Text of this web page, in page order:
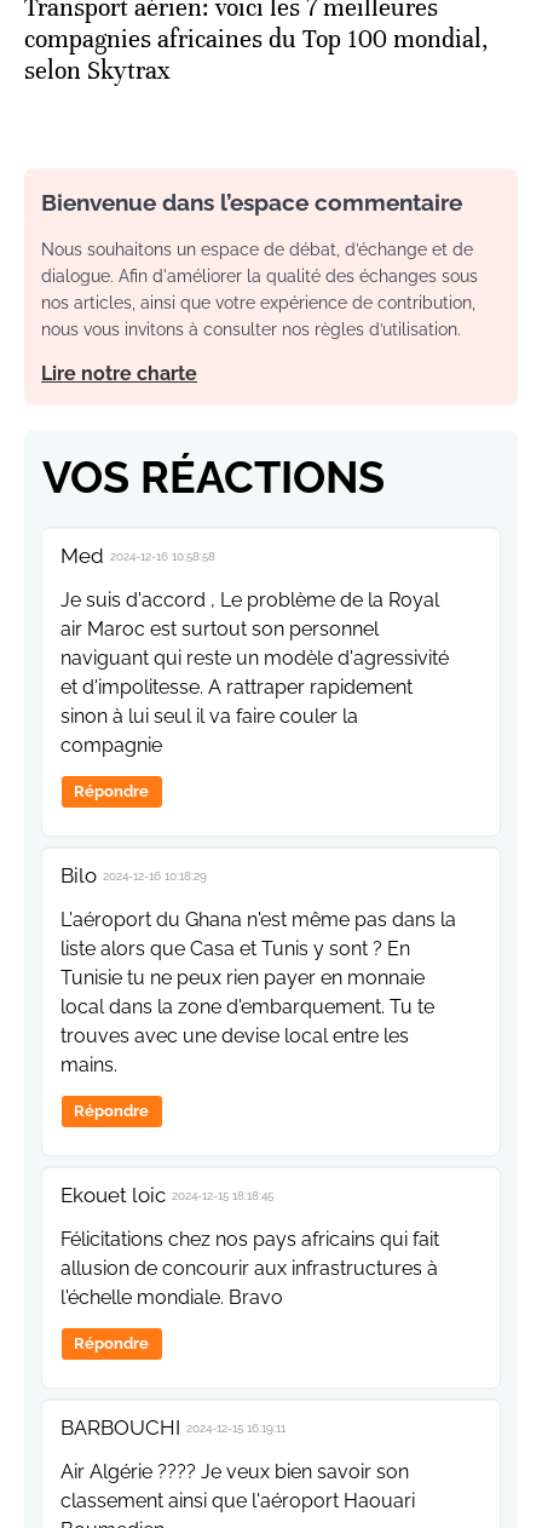
Transport aérien: voici les 7 meilleures
compagnies africaines du Top 100 mondial,
selon Skytrax
Bienvenue dans l’espace commentaire
Nous souhaitons un espace de débat, d’échange et de
dialogue. Afin d'améliorer la qualité des échanges sous
nos articles, ainsi que votre expérience de contribution,
nous vous invitons à consulter nos règles d’utilisation.
Lire notre charte
VOS RÉACTIONS
Med 2024-12-16 10:58:58
Je suis d'accord , Le problème de la Royal
air Maroc est surtout son personnel
naviguant qui reste un modèle d'agressivité
et d'impolitesse. A rattraper rapidement
sinon à lui seul il va faire couler la
compagnie
Répondre
Bilo 2024-12-16 10:18:29
L'aéroport du Ghana n'est même pas dans la
liste alors que Casa et Tunis y sont ? En
Tunisie tu ne peux rien payer en monnaie
local dans la zone d'embarquement. Tu te
trouves avec une devise local entre les
mains.
Répondre
Ekouet loic 2024-12-15 18:18:45
Félicitations chez nos pays africains qui fait
allusion de concourir aux infrastructures à
l'échelle mondiale. Bravo
Répondre
BARBOUCHI 2024-12-15 16:19:11
Air Algérie ???? Je veux bien savoir son
classement ainsi que l'aéroport Haouari